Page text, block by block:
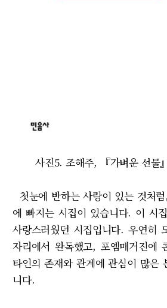
사진5. 조해주, 『가벼운 선물
첫눈에 반하는 사랑이 있는 것처
에 빠지는 시집이 있습니다. 이 시
사랑스러웠던 시집입니다. 우연히
자리에서 완독했고, 포엠매거진에
타인의 존재와 관계에 관심이 많은
니다.